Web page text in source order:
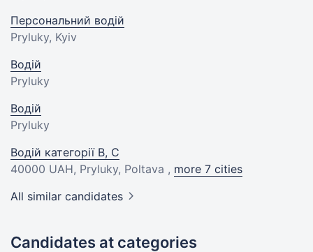
Персональний водій
Pryluky, Kyiv
Водій
Pryluky
Водій
Pryluky
Водій категорії В, С
40000 UAH, Pryluky, Poltava , more 7 cities
All similar candidates
Candidates at categories